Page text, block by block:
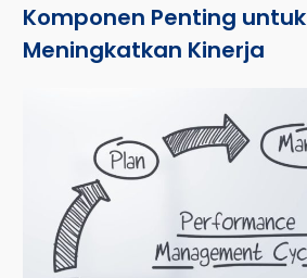
Komponen Penting untuk
Meningkatkan Kinerja